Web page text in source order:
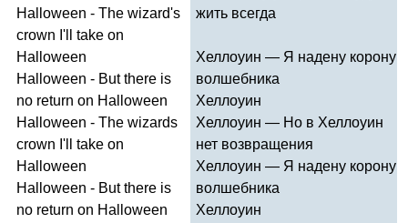
Halloween - The wizard's
crown I'll take on
Halloween
Halloween - But there is
no return on Halloween
Halloween - The wizards
crown I'll take on
Halloween
Halloween - But there is
no return on Halloween
жить всегда
Хеллоуин — Я надену корону
волшебника
Хеллоуин
Хеллоуин — Но в Хеллоуин
нет возвращения
Хеллоуин — Я надену корону
волшебника
Хеллоуин